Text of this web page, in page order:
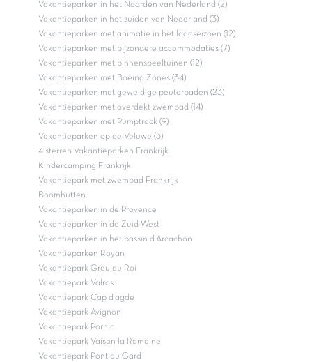
Vakantieparken in het Noorden van Nederland (2)
Vakantieparken in het zuiden van Nederland (3)
Vakantieparken met animatie in het laagseizoen (12)
Vakantieparken met bijzondere accommodaties (7)
Vakantieparken met binnenspeeltuinen (12)
Vakantieparken met Boeing Zones (34)
Vakantieparken met geweldige peuterbaden (23)
Vakantieparken met overdekt zwembad (14)
Vakantieparken met Pumptrack (9)
Vakantieparken op de Veluwe (3)
4 sterren Vakantieparken Frankrijk
Kindercamping Frankrijk
Vakantiepark met zwembad Frankrijk
Boomhutten
Vakantieparken in de Provence
Vakantieparken in de Zuid-West
Vakantieparken in het bassin d'Arcachon
Vakantieparken Royan
Vakantiepark Grau du Roi
Vakantiepark Valras
Vakantiepark Cap d'agde
Vakantiepark Avignon
Vakantiepark Pornic
Vakantiepark Vaison la Romaine
Vakantiepark Pont du Gard